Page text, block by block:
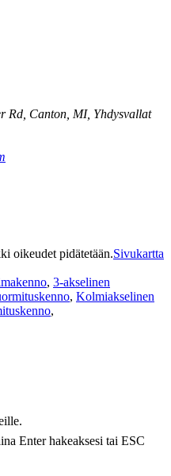
Rd, Canton, MI, Yhdysvallat
oikeudet pidätetään.Sivukartta
, 3-akselinen
, Kolmiakselinen
,
Enter hakeaksesi tai ESC